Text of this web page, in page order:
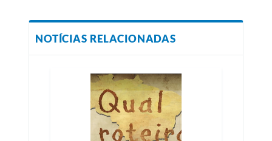
NOTÍCIAS RELACIONADAS